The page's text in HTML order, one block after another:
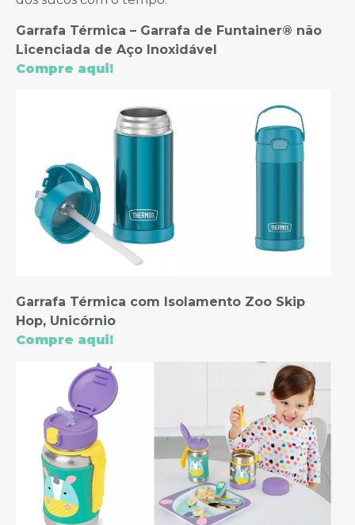
Garrafa Térmica – Garrafa de Funtainer® não
Licenciada de Aço Inoxidável
Compre aqui!
Garrafa Térmica com Isolamento Zoo Skip
Hop, Unicórnio
Compre aqui!